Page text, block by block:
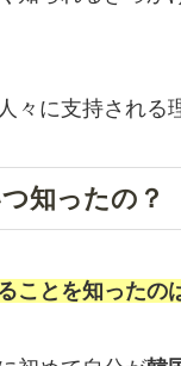
々に支持される
知ったの？
ことを知ったの